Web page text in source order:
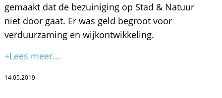
gemaakt dat de bezuiniging op Stad & Natuur
niet door gaat. Er was geld begroot voor
verduurzaming en wijkontwikkeling.
+Lees meer...
14.05.2019